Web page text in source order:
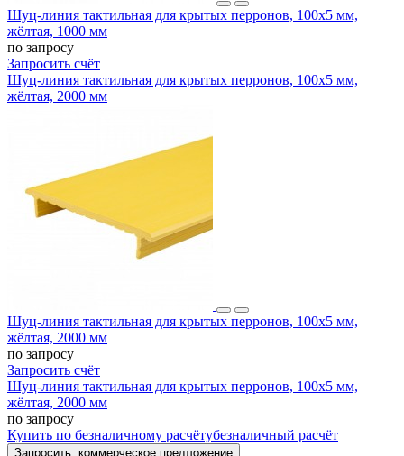
Шуц-линия тактильная для крытых перронов, 100x5 мм,
жёлтая, 1000 мм
по запросу
Запросить счёт
Шуц-линия тактильная для крытых перронов, 100x5 мм,
жёлтая, 2000 мм
Шуц-линия тактильная для крытых перронов, 100x5 мм,
жёлтая, 2000 мм
по запросу
Запросить счёт
Шуц-линия тактильная для крытых перронов, 100x5 мм,
жёлтая, 2000 мм
по запросу
Купить по безналичному расчётубезналичный расчёт
Запросить коммерческое предложение